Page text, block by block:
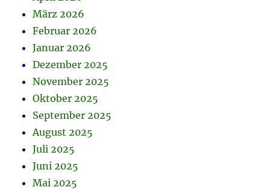
März 2026
Februar 2026
Januar 2026
Dezember 2025
November 2025
Oktober 2025
September 2025
August 2025
Juli 2025
Juni 2025
Mai 2025